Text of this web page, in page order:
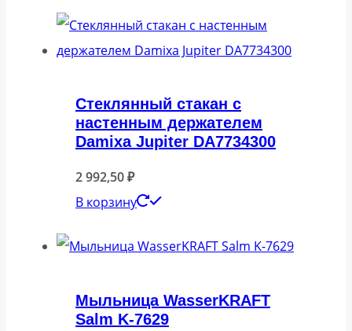
Стеклянный стакан с
настенным держателем
Damixa Jupiter DA7734300
2 992,50₽
В корзину
Мыльница WasserKRAFT
Salm K-7629